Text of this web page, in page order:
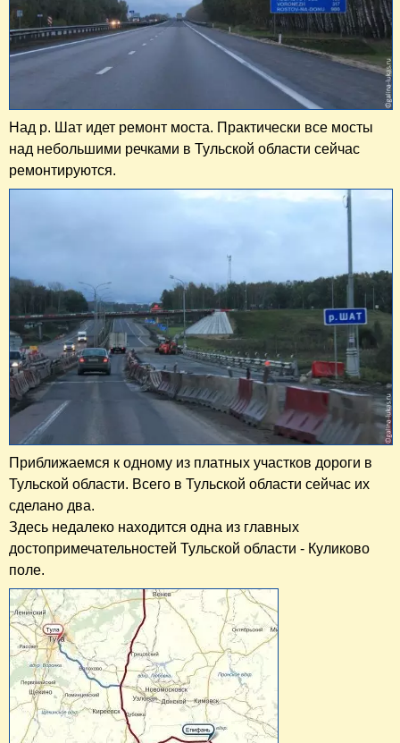
Над р. Шат идет ремонт моста. Практически все мосты
над небольшими речками в Тульской области сейчас
ремонтируются.
Приближаемся к одному из платных участков дороги в
Тульской области. Всего в Тульской области сейчас их
сделано два.
Здесь недалеко находится одна из главных
достопримечательностей Тульской области - Куликово
поле.